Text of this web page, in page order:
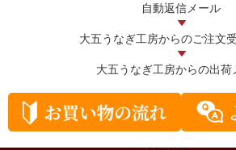
自動返信メール
大五うなぎ工房からのご注文
大五うなぎ工房からの出荷